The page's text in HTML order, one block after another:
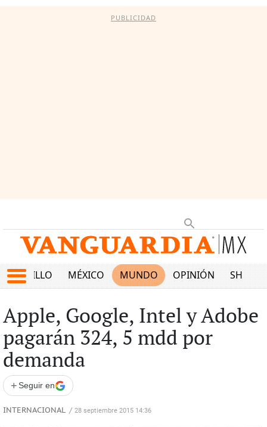
PUBLICIDAD
SALTILLO MÉXICO MUNDO OPINIÓN SHOW
Apple, Google, Intel y Adobe
pagarán 324, 5 mdd por
demanda
+ Seguir en
INTERNACIONAL / 28 septiembre 2015 14:36